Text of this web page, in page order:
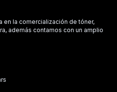
en la comercialización de tóner,
además contamos con un amplio